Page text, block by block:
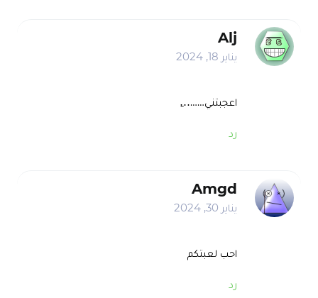
Alj
يناير 18, 2024
اعجبتني………ِ
رد
Amgd
يناير 30, 2024
احب لعبتكم
رد